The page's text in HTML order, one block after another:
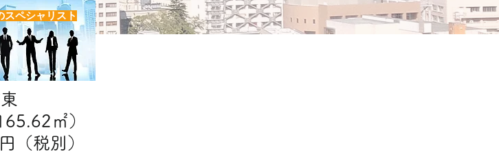
㎡）
円（税別）
スペシャリスト